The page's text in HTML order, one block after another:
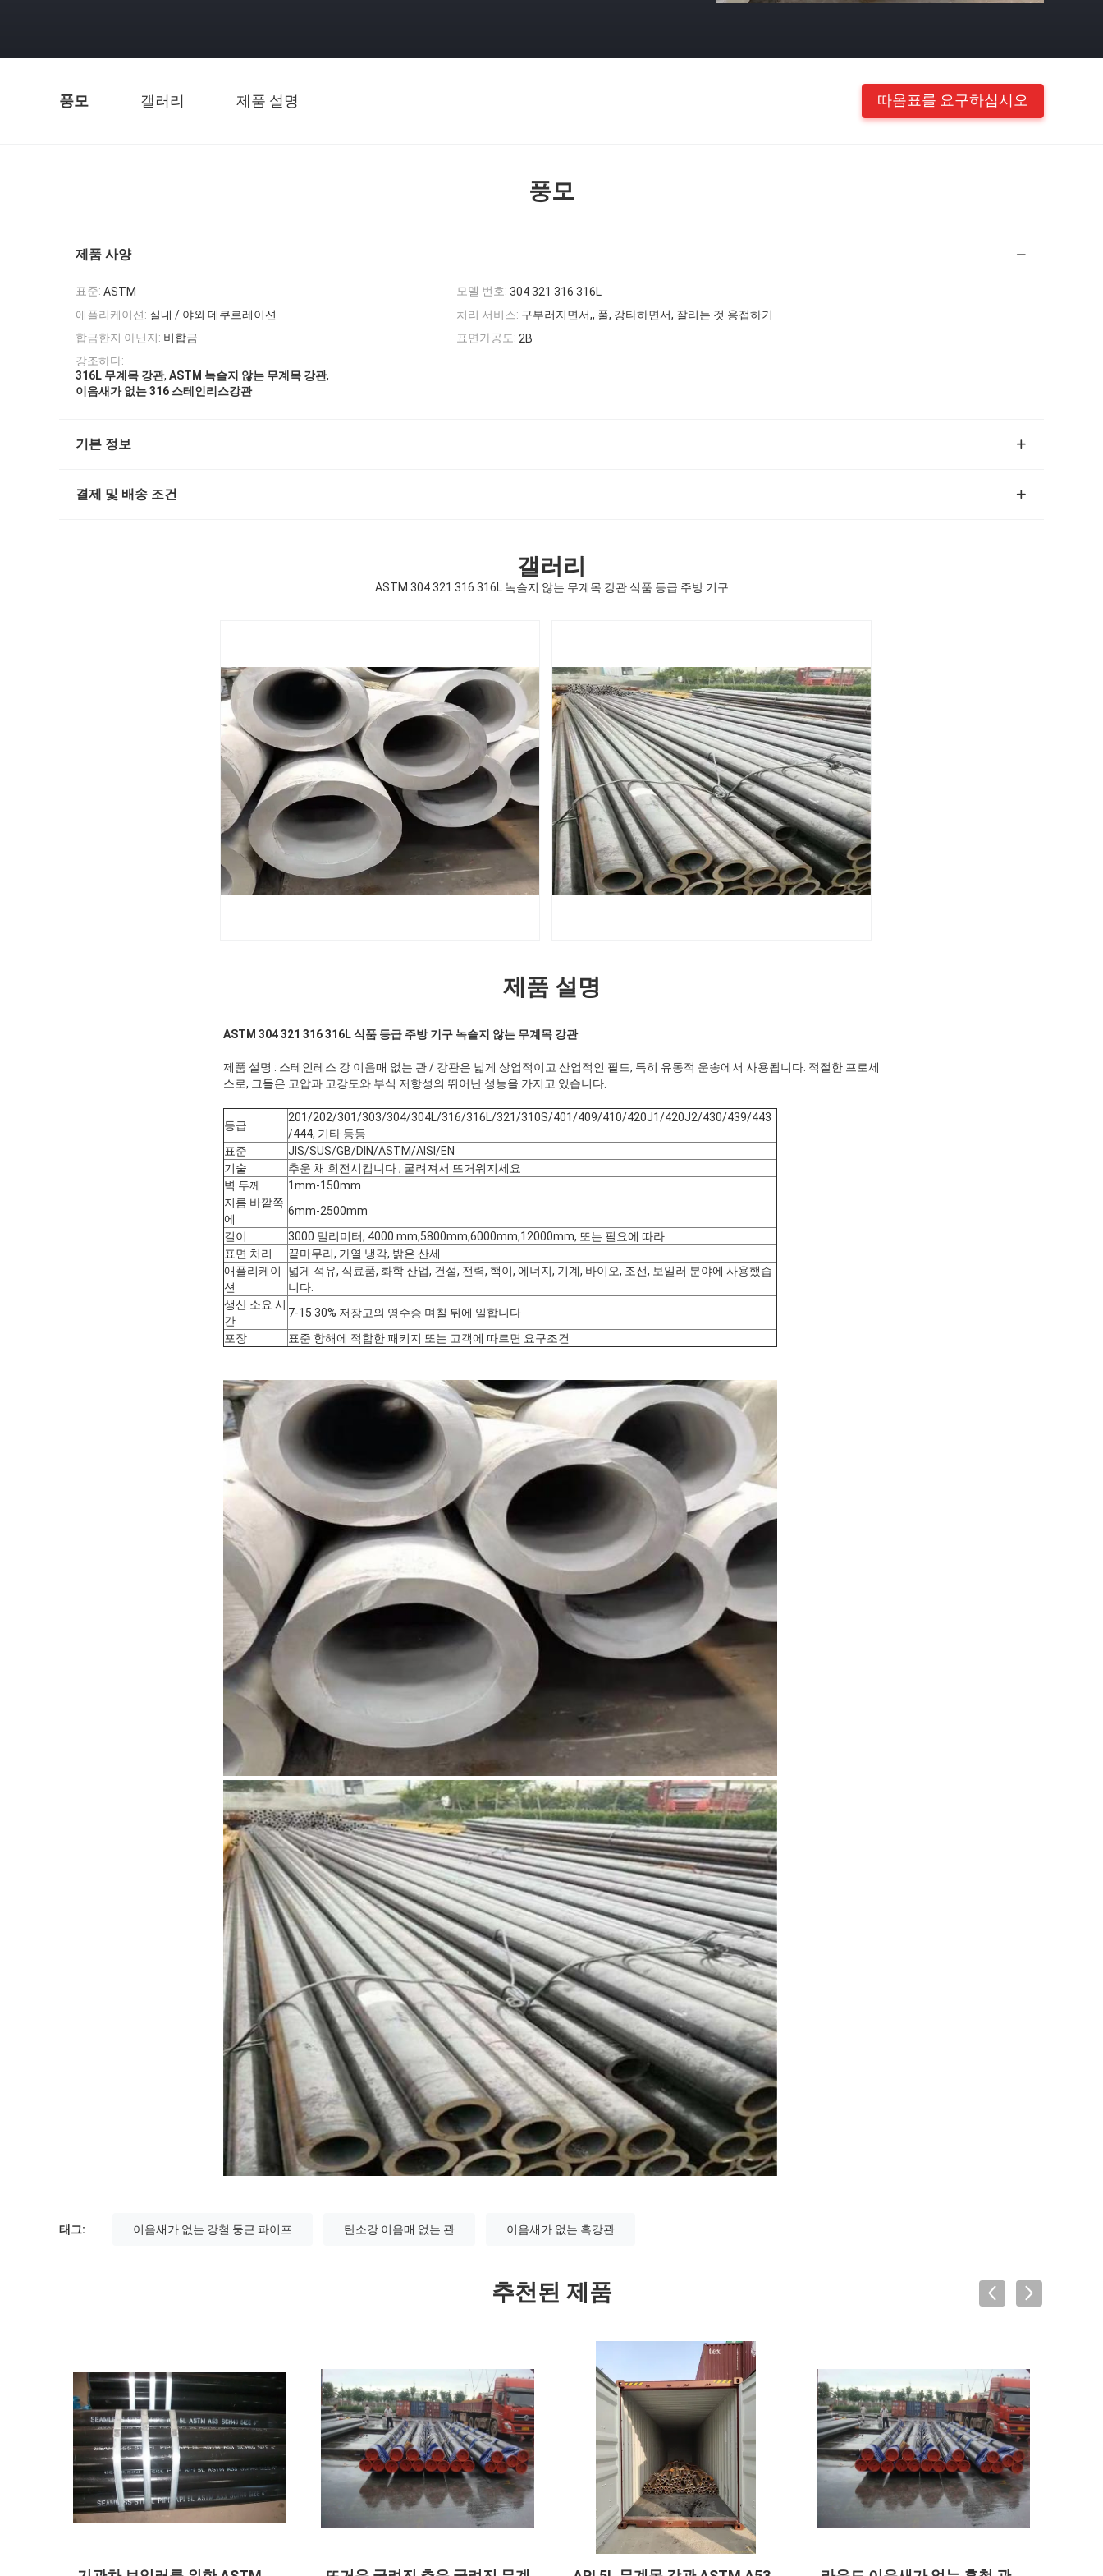
풍모 갤러리 제품 설명 따옴표를 요구하십시오
풍모
제품 사양
표준: ASTM 모델 번호: 304 321 316 316L
애플리케이션: 실내 / 야외 데쿠르레이션 처리 서비스: 구부러지면서,, 풀, 강타하면서, 잘리는 것 용접하기
합금한지 아닌지: 비합금 표면가공도: 2B
강조하다:
316L 무계목 강관, ASTM 녹슬지 않는 무계목 강관,
이음새가 없는 316 스테인리스강관
기본 정보
결제 및 배송 조건
갤러리
ASTM 304 321 316 316L 녹슬지 않는 무계목 강관 식품 등급 주방 기구
제품 설명
ASTM 304 321 316 316L 식품 등급 주방 기구 녹슬지 않는 무계목 강관
제품 설명 : 스테인레스 강 이음매 없는 관 / 강관은 넓게 상업적이고 산업적인 필드, 특히 유동적 운송에서 사용됩니다. 적절한 프로세
스로, 그들은 고압과 고강도와 부식 저항성의 뛰어난 성능을 가지고 있습니다.
등급
201/202/301/303/304/304L/316/316L/321/310S/401/409/410/420J1/420J2/430/439/443
/444, 기타 등등
표준
JIS/SUS/GB/DIN/ASTM/AISI/EN
기술
추운 채 회전시킵니다 ; 굴려져서 뜨거워지세요
벽 두께
1mm-150mm
지름 바깥쪽
에
6mm-2500mm
길이
3000 밀리미터, 4000 mm,5800mm,6000mm,12000mm, 또는 필요에 따라.
표면 처리
끝마무리, 가열 냉각, 밝은 산세
애플리케이
션
넓게 석유, 식료품, 화학 산업, 건설, 전력, 핵이, 에너지, 기계, 바이오, 조선, 보일러 분야에 사용했습
니다.
생산 소요 시
간
7-15 30% 저장고의 영수증 며칠 뒤에 일합니다
포장
표준 항해에 적합한 패키지 또는 고객에 따르면 요구조건
태그: 이음새가 없는 강철 둥근 파이프 탄소강 이음매 없는 관 이음새가 없는 흑강관
추천된 제품